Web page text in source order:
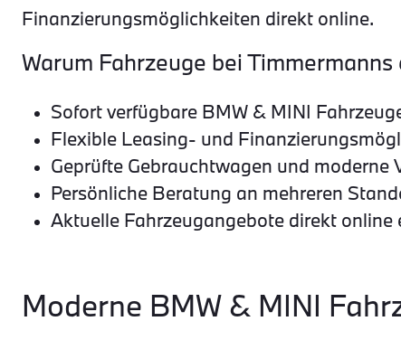
Finanzierungsmöglichkeiten direkt online.
Warum Fahrzeuge bei
Sofort verfügbare BMW & MINI
Flexible Leasing- und
Geprüfte Gebrauchtwagen und moderne
Persönliche Beratung an mehreren
Aktuelle Fahrzeugangebote direkt online
Moderne BMW & MINI